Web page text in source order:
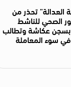
العدالة” تحذر من
الصحي للناشط
عكاشة وتطالب
سوء المعاملة